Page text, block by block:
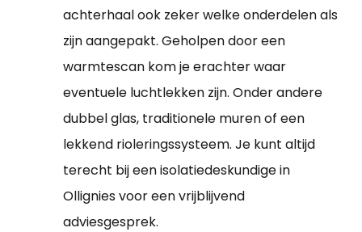
achterhaal ook zeker welke onderdelen als
zijn aangepakt. Geholpen door een
warmtescan kom je erachter waar
eventuele luchtlekken zijn. Onder andere
dubbel glas, traditionele muren of een
lekkend rioleringssysteem. Je kunt altijd
terecht bij een isolatiedeskundige in
Ollignies voor een vrijblijvend
adviesgesprek.